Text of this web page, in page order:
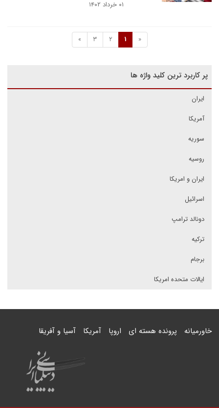
۰۱ خرداد ۱۴۰۲
«
1
2
3
»
پر کاربرد ترین کلید واژه ها
ایران
آمریکا
سوریه
روسیه
ایران و امریکا
اسرائیل
دونالد ترامپ
ترکیه
برجام
ایالات متحده امریکا
خاورمیانه پرونده هسته ای اروپا آمریکا آسیا و آفریقا